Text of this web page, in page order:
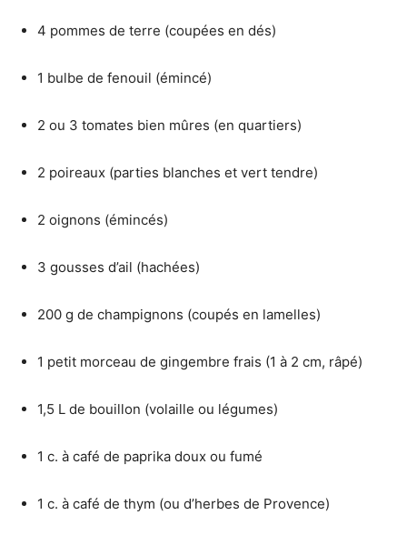
4 pommes de terre (coupées en dés)
1 bulbe de fenouil (émincé)
2 ou 3 tomates bien mûres (en quartiers)
2 poireaux (parties blanches et vert tendre)
2 oignons (émincés)
3 gousses d’ail (hachées)
200 g de champignons (coupés en lamelles)
1 petit morceau de gingembre frais (1 à 2 cm, râpé)
1,5 L de bouillon (volaille ou légumes)
1 c. à café de paprika doux ou fumé
1 c. à café de thym (ou d’herbes de Provence)